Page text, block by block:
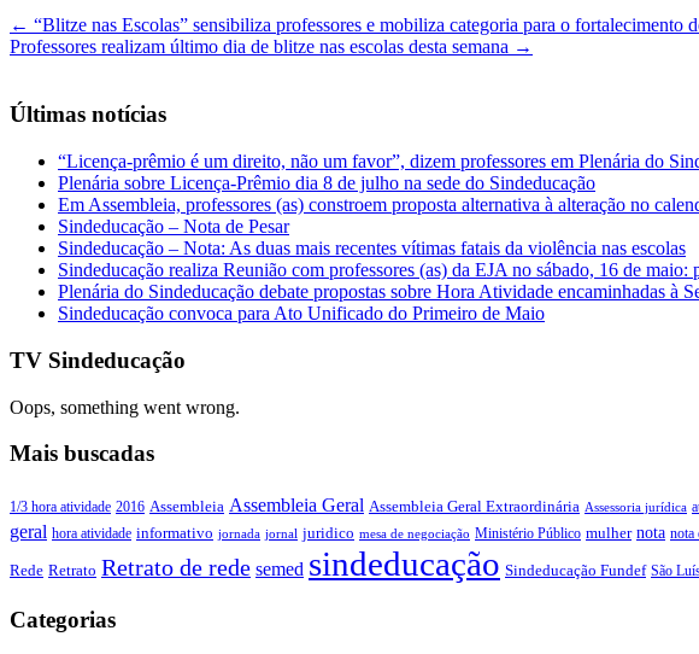
← “Blitze nas Escolas” sensibiliza professores e mobiliza categoria para o fortalecimento
Professores realizam último dia de blitze nas escolas desta semana →
Últimas notícias
“Licença-prêmio é um direito, não um favor”, dizem professores em Plenária do
Plenária sobre Licença-Prêmio dia 8 de julho na sede do Sindeducação
Em Assembleia, professores (as) constroem proposta alternativa à alteração no
Sindeducação – Nota de Pesar
Sindeducação – Nota: As duas mais recentes vítimas fatais da violência nas escolas
Sindeducação realiza Reunião com professores (as) da EJA no sábado, 16 de maio:
Plenária do Sindeducação debate propostas sobre Hora Atividade encaminhadas à
Sindeducação convoca para Ato Unificado do Primeiro de Maio
TV Sindeducação
Oops, something went wrong.
Mais buscadas
1/3 hora atividade 2016 Assembleia Assembleia Geral Assembleia Geral Extraordinária Assessoria jurídica
geral hora atividade informativo jornada jornal juridico mesa de negociação Ministério Público mulher nota nota
Rede Retrato Retrato de rede semed sindeducação Sindeducação Fundef São
Categorias